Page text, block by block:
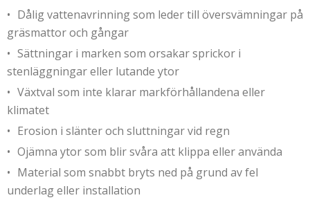
Dålig vattenavrinning som leder till översvämningar på
gräsmattor och gångar
Sättningar i marken som orsakar sprickor i
stenläggningar eller lutande ytor
Växtval som inte klarar markförhållandena eller
klimatet
Erosion i slänter och sluttningar vid regn
Ojämna ytor som blir svåra att klippa eller använda
Material som snabbt bryts ned på grund av fel
underlag eller installation